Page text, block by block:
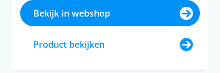
Bekijk in webshop
Product bekijken